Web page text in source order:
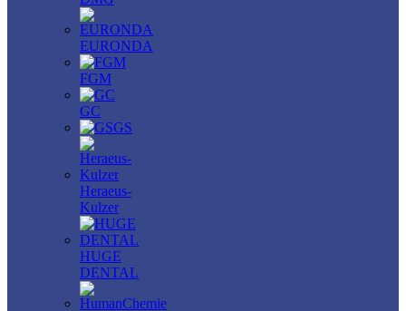
EURONDA
FGM
GC
GS
Heraeus-
Kulzer
HUGE
DENTAL